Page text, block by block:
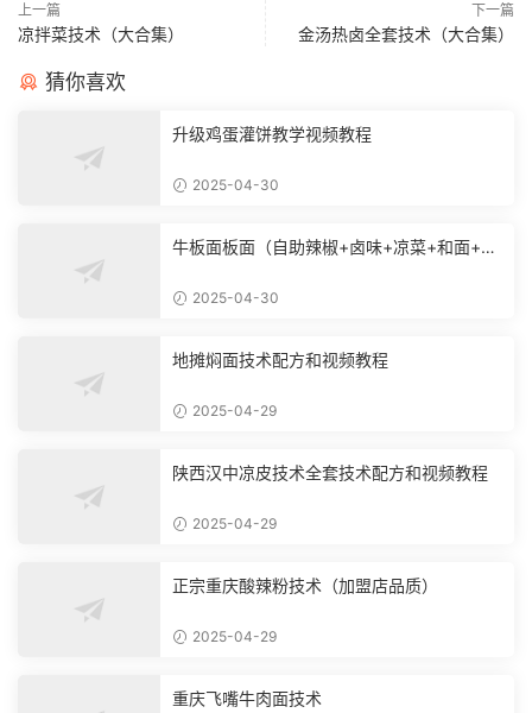
上一篇
凉拌菜技术（大合集）
下一篇
金汤热卤全套技术（大合集）
猜你喜欢
升级鸡蛋灌饼教学视频教程
2025-04-30
牛板面板面（自助辣椒+卤味+凉菜+和面+烙
2025-04-30
地摊焖面技术配方和视频教程
2025-04-29
陕西汉中凉皮技术全套技术配方和视频教程
2025-04-29
正宗重庆酸辣粉技术（加盟店品质）
2025-04-29
重庆飞嘴牛肉面技术